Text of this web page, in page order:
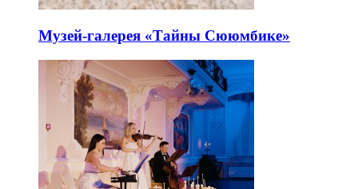
Музей-галерея «Тайны Сююмбике»